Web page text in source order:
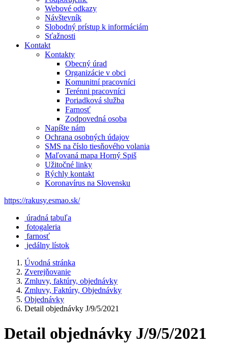
Webové odkazy
Návštevník
Slobodný prístup k informáciám
Sťažnosti
Kontakt
Kontakty
Obecný úrad
Organizácie v obci
Komunitní pracovníci
Terénni pracovníci
Poriadková služba
Farnosť
Zodpovedná osoba
Napíšte nám
Ochrana osobných údajov
SMS na číslo tiesňového volania
Maľovaná mapa Horný Spiš
Užitočné linky
Rýchly kontakt
Koronavírus na Slovensku
https://rakusy.esmao.sk/
úradná tabuľa
fotogaleria
farnosť
jedálny lístok
Úvodná stránka
Zverejňovanie
Zmluvy, faktúry, objednávky
Zmluvy, Faktúry, Objednávky
Objednávky
Detail objednávky J/9/5/2021
Detail objednávky J/9/5/2021